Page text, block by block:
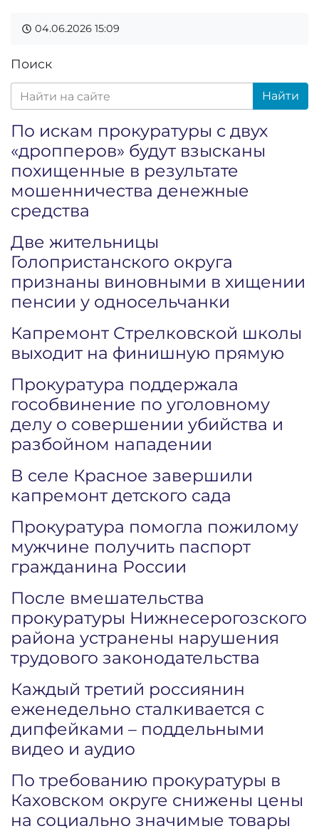
04.06.2026 15:09
Поиск
Найти
По искам прокуратуры с двух
«дропперов» будут взысканы
похищенные в результате
мошенничества денежные
средства
Две жительницы
Голопристанского округа
признаны виновными в хищении
пенсии у односельчанки
Капремонт Стрелковской школы
выходит на финишную прямую
Прокуратура поддержала
гособвинение по уголовному
делу о совершении убийства и
разбойном нападении
В селе Красное завершили
капремонт детского сада
Прокуратура помогла пожилому
мужчине получить паспорт
гражданина России
После вмешательства
прокуратуры Нижнесерогозского
района устранены нарушения
трудового законодательства
Каждый третий россиянин
еженедельно сталкивается с
дипфейками – поддельными
видео и аудио
По требованию прокуратуры в
Каховском округе снижены цены
на социально значимые товары